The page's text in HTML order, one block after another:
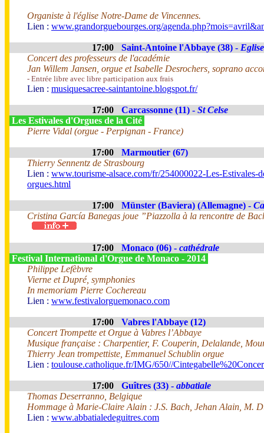
Organiste à l'église Notre-Dame de Vincennes.
Lien : www.grandorguebourges.org/
17:00 Saint-Antoine l'Abbaye (38) -
Concert des professeurs de l'académie
Jan Willem Jansen, orgue et Isabelle Desrochers, soprano
- Entrée libre avec libre participation aux frais
Lien : musiquesacree-saintantoine.blogspot.fr/
17:00 Carcassonne (11) - St Celse
Les Estivales d'Orgues de la Cité
Pierre Vidal (orgue - Perpignan - France)
17:00
Marmoutier (67)
Thierry Sennentz de Strasbourg
Lien : www.tourisme-alsace.com/fr/254000022-Les-Estivales-
orgues.html
17:00 Münster (Baviera) (Allemagne) -
Cristina García Banegas joue ”Piazzolla à la rencontre de
17:00 Monaco (06) - cathédrale
Festival International d'Orgue de Monaco - 2014
Philippe Lefèbvre
Vierne et Dupré, symphonies
In memoriam Pierre Cochereau
Lien : www.festivalorguemonaco.com
17:00
Vabres l'Abbaye (12)
Concert Trompette et Orgue à Vabres l’Abbaye
Musique française : Charpentier, F. Couperin, Delalande,
Thierry Jean trompettiste, Emmanuel Schublin orgue
Lien : toulouse.catholique.fr/IMG/650//
17:00 Guîtres (33) - abbatiale
Thomas Deserranno, Belgique
Hommage à Marie-Claire Alain : J.S. Bach, Jehan Alain, M.
Lien : www.abbatialedeguitres.com